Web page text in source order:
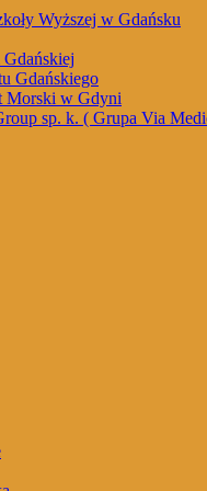
Wyższej w Gdańsku
Gdańskiego
Morski w Gdyni
sp. k. ( Grupa Via